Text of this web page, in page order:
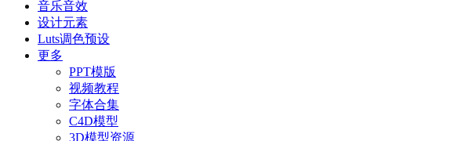
音乐音效
设计元素
Luts调色预设
更多
PPT模版
视频教程
字体合集
C4D模型
3D模型资源